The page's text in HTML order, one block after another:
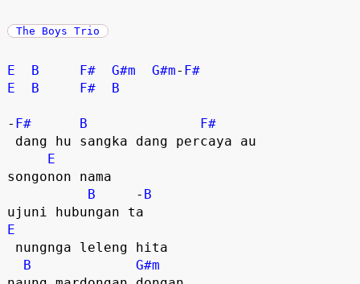
The Boys Trio
E B F# G#m G#m- F#
E
B F# B
- F# B
F#
E
songonon nama
B
     -
B
E
B
G#m